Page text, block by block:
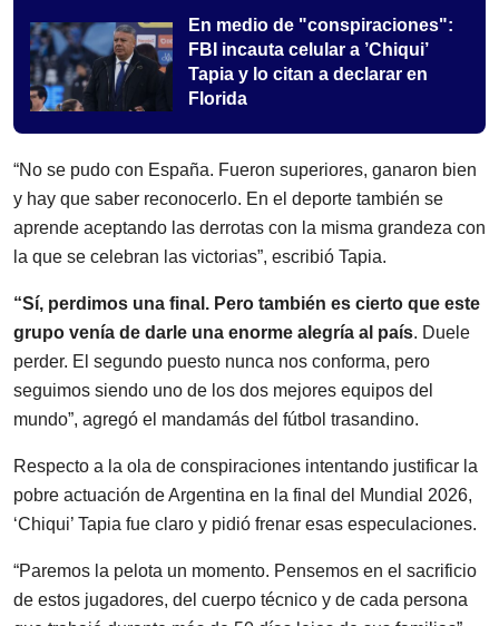
En medio de "conspiraciones":
FBI incauta celular a ’Chiqui’
Tapia y lo citan a declarar en
Florida
“No se pudo con España. Fueron superiores, ganaron bien
y hay que saber reconocerlo. En el deporte también se
aprende aceptando las derrotas con la misma grandeza con
la que se celebran las victorias”, escribió Tapia.
“Sí, perdimos una final. Pero también es cierto que este
grupo venía de darle una enorme alegría al país. Duele
perder. El segundo puesto nunca nos conforma, pero
seguimos siendo uno de los dos mejores equipos del
mundo”, agregó el mandamás del fútbol trasandino.
Respecto a la ola de conspiraciones intentando justificar la
pobre actuación de Argentina en la final del Mundial 2026,
‘Chiqui’ Tapia fue claro y pidió frenar esas especulaciones.
“Paremos la pelota un momento. Pensemos en el sacrificio
de estos jugadores, del cuerpo técnico y de cada persona